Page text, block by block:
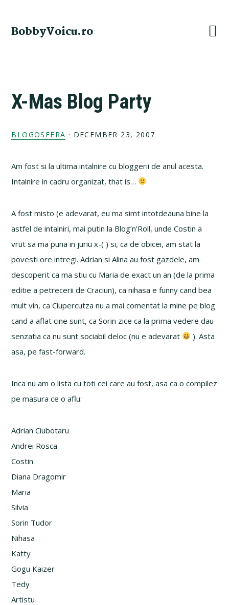
primary
main
primary
footer
BobbyVoicu.ro
X-Mas Blog Party
BLOGOSFERA · DECEMBER 23, 2007
Am fost si la ultima intalnire cu bloggerii de anul acesta.
Intalnire in cadru organizat, that is…
A fost misto (e adevarat, eu ma simt intotdeauna bine la
astfel de intalniri, mai putin la Blog’n’Roll, unde Costin a
vrut sa ma puna in juriu x-( ) si, ca de obicei, am stat la
povesti ore intregi. Adrian si Alina au fost gazdele, am
descoperit ca ma stiu cu Maria de exact un an (de la prima
editie a petrecerii de Craciun), ca nihasa e funny cand bea
mult vin, ca Ciupercutza nu a mai comentat la mine pe blog
cand a aflat cine sunt, ca Sorin zice ca la prima vedere dau
senzatia ca nu sunt sociabil deloc (nu e adevarat
). Asta
asa, pe fast-forward.
Inca nu am o lista cu toti cei care au fost, asa ca o compilez
pe masura ce o aflu:
Adrian Ciubotaru
Andrei Rosca
Costin
Diana Dragomir
Maria
Silvia
Sorin Tudor
Nihasa
Katty
Gogu Kaizer
Tedy
Artistu